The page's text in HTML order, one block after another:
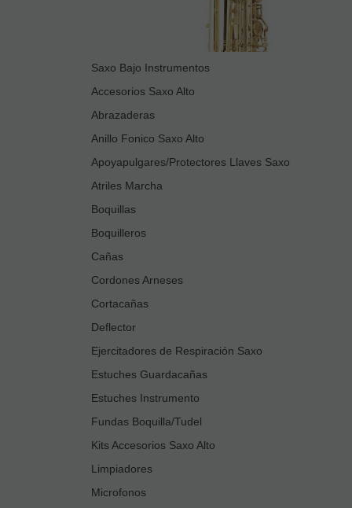
Saxo Bajo Instrumentos
Accesorios Saxo Alto
Abrazaderas
Anillo Fonico Saxo Alto
Apoyapulgares/Protectores Llaves Saxo
Atriles Marcha
Boquillas
Boquilleros
Cañas
Cordones Arneses
Cortacañas
Deflector
Ejercitadores de Respiración Saxo
Estuches Guardacañas
Estuches Instrumento
Fundas Boquilla/Tudel
Kits Accesorios Saxo Alto
Limpiadores
Microfonos